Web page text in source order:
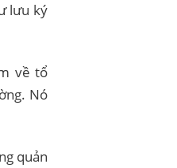
lưu ký
về tổ
Nó
quản